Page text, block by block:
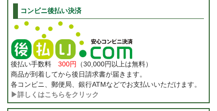
コンビニ後払い決済
後払い手数料 300円
（30,000円以上は無料）
商品が到着してから後日請求書が届きます。
各コンビニ、郵便局、銀行ATMなどでお支払いいただけます。
▶詳しくはこちらをクリック